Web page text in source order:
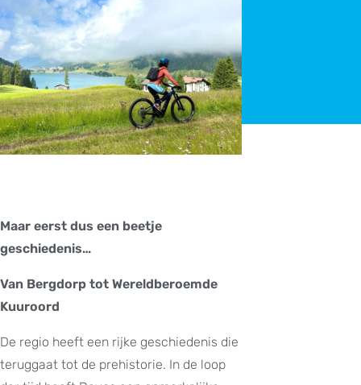
Maar eerst dus een beetje
geschiedenis…
Van Bergdorp tot Wereldberoemde
Kuuroord
De regio heeft een rijke geschiedenis die
teruggaat tot de prehistorie. In de loop